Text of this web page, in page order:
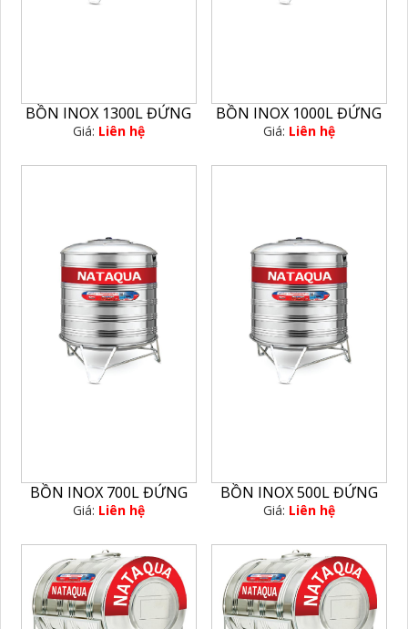
BỒN INOX 1300L ĐỨNG
Giá: Liên hệ
BỒN INOX 1000L ĐỨNG
Giá: Liên hệ
BỒN INOX 700L ĐỨNG
Giá: Liên hệ
BỒN INOX 500L ĐỨNG
Giá: Liên hệ